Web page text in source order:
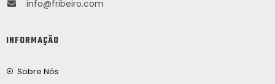
info@fribeiro.com
INFORMAÇÃO
Sobre Nós